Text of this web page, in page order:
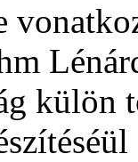
külön